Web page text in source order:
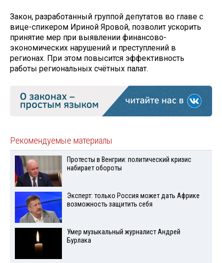
Закон, разработанный группой депутатов во главе с
вице-спикером Ириной Яровой, позволит ускорить
принятие мер при выявлении финансово-
экономических нарушений и преступлений в
регионах. При этом повысится эффективность
работы региональных счётных палат.
Рекомендуемые материалы
Протесты в Венгрии: политический кризис
набирает обороты
Эксперт: только Россия может дать Африке
возможность защитить себя
Умер музыкальный журналист Андрей
Бурлака